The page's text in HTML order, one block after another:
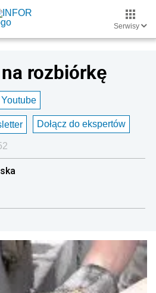
Serwisy
rozbiórkę
Dołącz do ekspertów